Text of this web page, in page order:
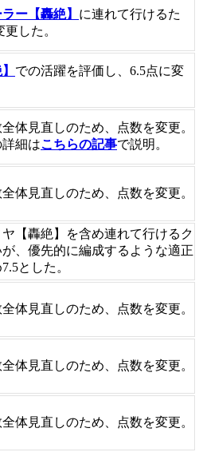
ー【轟絶】 に連れて行けるた
した。
での活躍を評価し、6.5点に変
体見直しのため、点数を変更。
細はこちらの記事で説明。
体見直しのため、点数を変更。
【轟絶】を含め連れて行けるク
、優先的に編成するような適正
とした。
体見直しのため、点数を変更。
体見直しのため、点数を変更。
体見直しのため、点数を変更。